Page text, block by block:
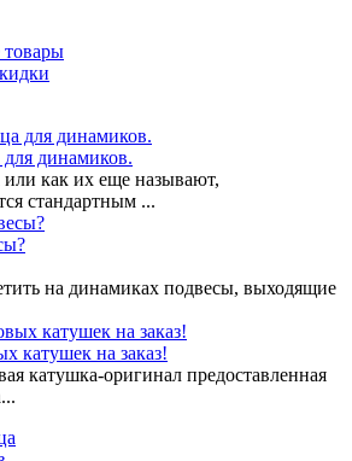
динамиков.
как их еще называют,
стандартным ...
на динамиках подвесы, выходящие
катушек на заказ!
катушка-оригинал предоставленная